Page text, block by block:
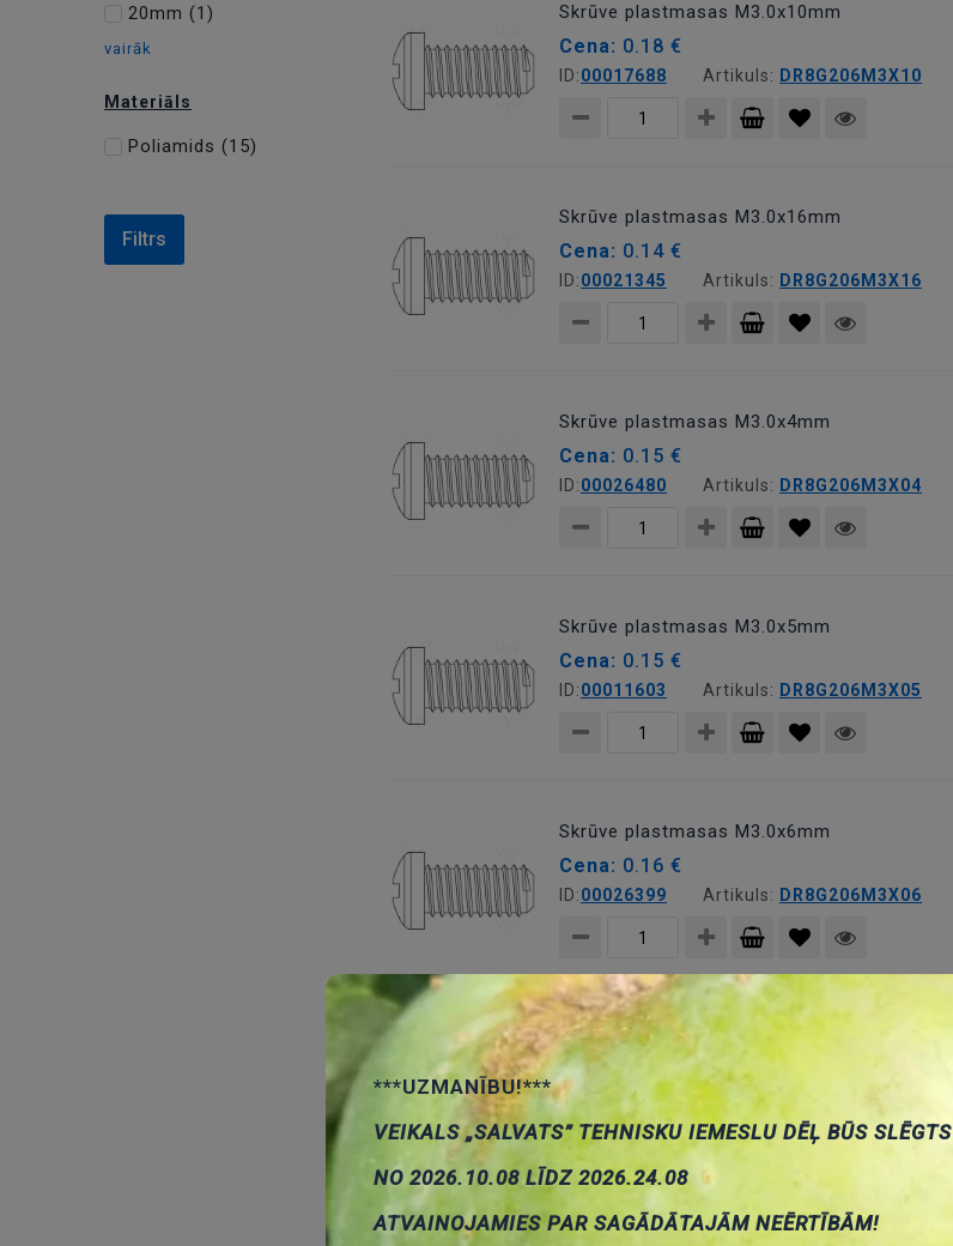
20mm (1)
vairāk
Materiāls
Poliamids (15)
Filtrs
Skrūve plastmasas M3.0x10mm
Cena: 0.18 €
ID:00017688 Artikuls: DR8G206M3X10
Skrūve plastmasas M3.0x16mm
Cena: 0.14 €
ID:00021345 Artikuls: DR8G206M3X16
Skrūve plastmasas M3.0x4mm
Cena: 0.15 €
ID:00026480 Artikuls: DR8G206M3X04
Skrūve plastmasas M3.0x5mm
Cena: 0.15 €
ID:00011603 Artikuls: DR8G206M3X05
Skrūve plastmasas M3.0x6mm
Cena: 0.16 €
ID:00026399 Artikuls: DR8G206M3X06
Pievienot
grozam
Skrūve plastmasas M3.0x8mm
Cena:0.17 €
ID:00026481
Pievienot
grozam
Skrūve plastmasas M4.0x10mm
***UZMANĪBU!***
VEIKALS „SALVATS” TEHNISKU IEMESLU DĒĻ BŪS SLĒGTS
NO 2026.10.08 LĪDZ 2026.24.08
ATVAINOJAMIES PAR SAGĀDĀTAJĀM NEĒRTĪBĀM!